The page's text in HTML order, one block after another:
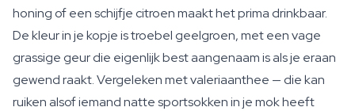
honing of een schijfje citroen maakt het prima drinkbaar.
De kleur in je kopje is troebel geelgroen, met een vage
grassige geur die eigenlijk best aangenaam is als je eraan
gewend raakt. Vergeleken met valeriaanthee — die kan
ruiken alsof iemand natte sportsokken in je mok heeft